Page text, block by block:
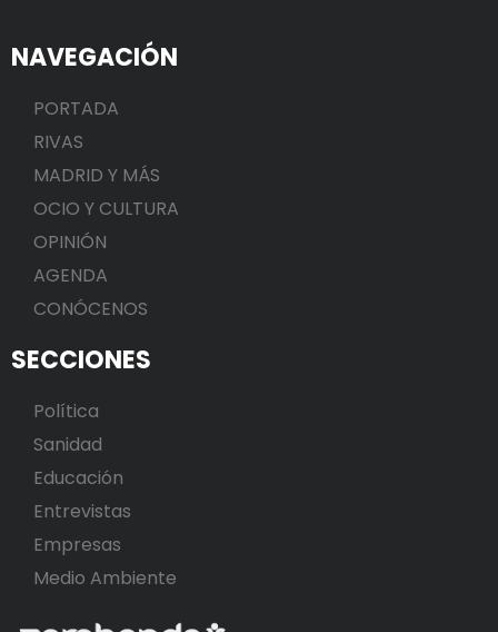
NAVEGACIÓN
PORTADA
RIVAS
MADRID Y MÁS
OCIO Y CULTURA
OPINIÓN
AGENDA
CONÓCENOS
SECCIONES
Política
Sanidad
Educación
Entrevistas
Empresas
Medio Ambiente